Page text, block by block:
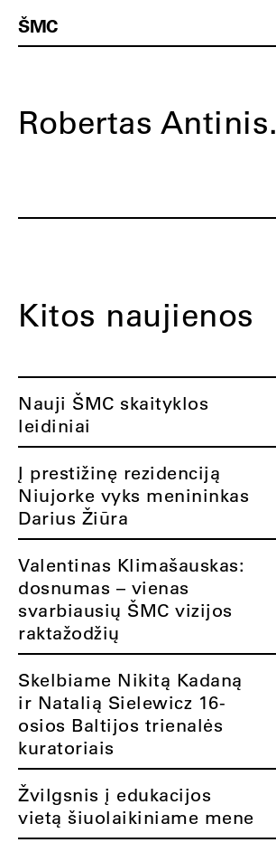
ŠMC
Robertas Antinis.
Kitos naujienos
Nauji ŠMC skaityklos
leidiniai
Į prestižinę rezidenciją
Niujorke vyks menininkas
Darius Žiūra
Valentinas Klimašauskas:
dosnumas – vienas
svarbiausių ŠMC vizijos
raktažodžių
Skelbiame Nikitą Kadaną
ir Natalią Sielewicz 16-
osios Baltijos trienalės
kuratoriais
Žvilgsnis į edukacijos
vietą šiuolaikiniame mene